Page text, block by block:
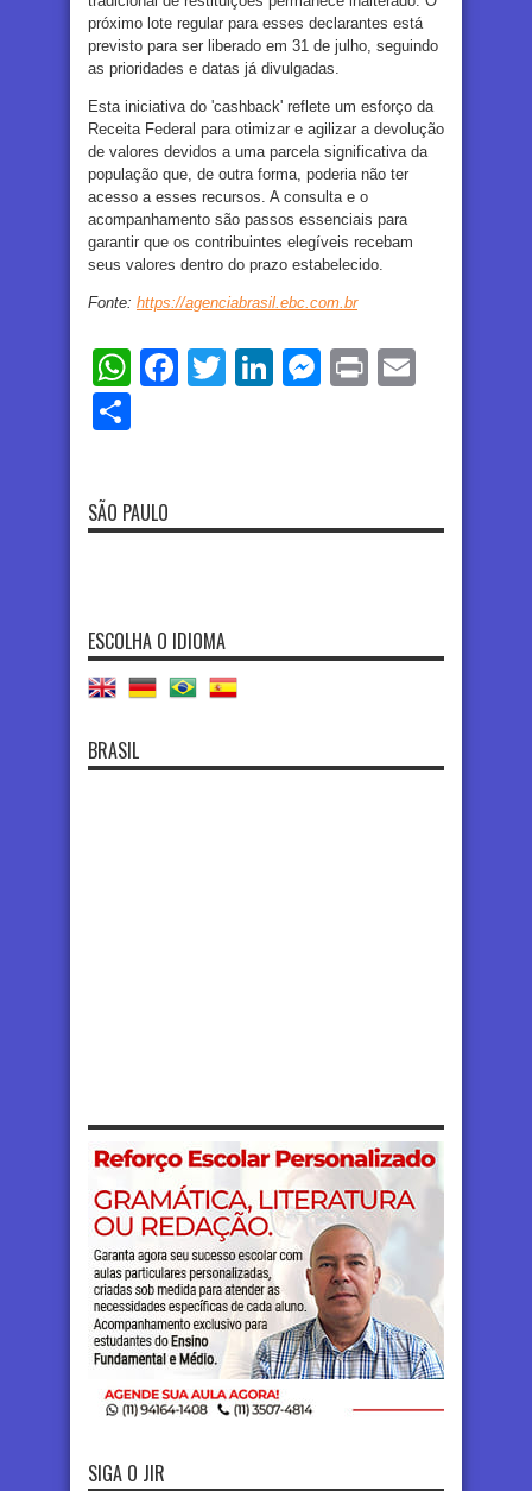
próximo lote regular para esses declarantes está
previsto para ser liberado em 31 de julho, seguindo
as prioridades e datas já divulgadas.
Esta iniciativa do 'cashback' reflete um esforço da
Receita Federal para otimizar e agilizar a devolução
de valores devidos a uma parcela significativa da
população que, de outra forma, poderia não ter
acesso a esses recursos. A consulta e o
acompanhamento são passos essenciais para
garantir que os contribuintes elegíveis recebam
seus valores dentro do prazo estabelecido.
Fonte: https://agenciabrasil.ebc.com.br
WhatsApp
Facebook
TwitterLinkedIn
Messenger
Print
SÃO PAULO
ESCOLHA O IDIOMA
BRASIL
SIGA O JIR